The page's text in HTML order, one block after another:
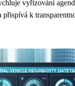
vyřizování
přispívá k